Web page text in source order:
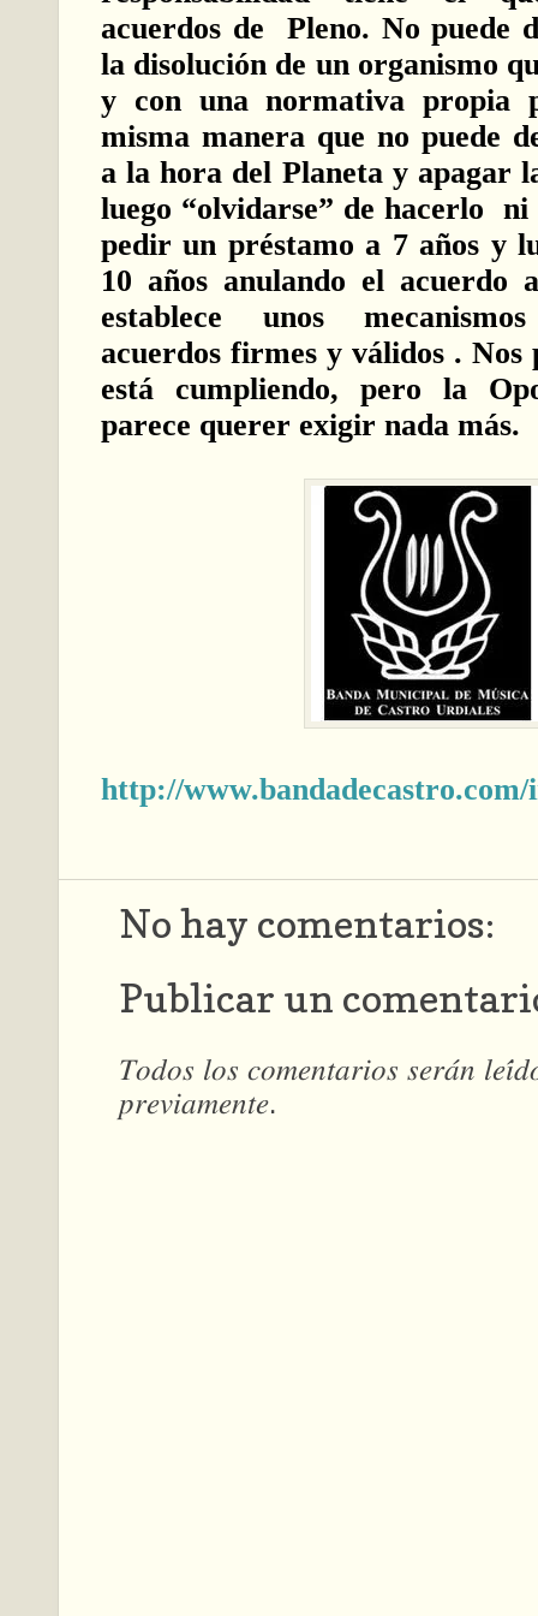
acuerdos de Pleno. No puede
la disolución de un organismo
y con una normativa propia
misma manera que no puede
a la hora del Planeta y apagar
luego “olvidarse” de hacerlo
pedir un préstamo a 7 años y
10 años anulando el acuerdo
establece unos
acuerdos firmes y válidos . Nos
está cumpliendo, pero la
parece querer exigir nada más.
http://www.bandadecastro.com/
No hay comentarios:
Publicar un
𝑇𝑜𝑑𝑜𝑠 𝑙𝑜𝑠 𝑐𝑜𝑚𝑒𝑛𝑡𝑎𝑟𝑖𝑜𝑠 𝑠𝑒𝑟𝑎́𝑛
𝑝𝑟𝑒𝑣𝑖𝑎𝑚𝑒𝑛𝑡𝑒.